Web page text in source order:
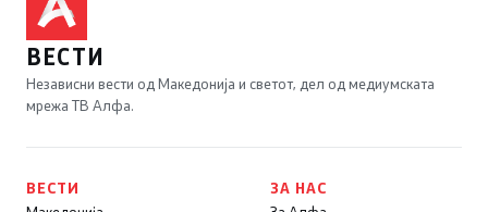
ВЕСТИ
Независни вести од Македонија и светот, дел од медиумската
мрежа ТВ Алфа.
ВЕСТИ
ЗА НАС